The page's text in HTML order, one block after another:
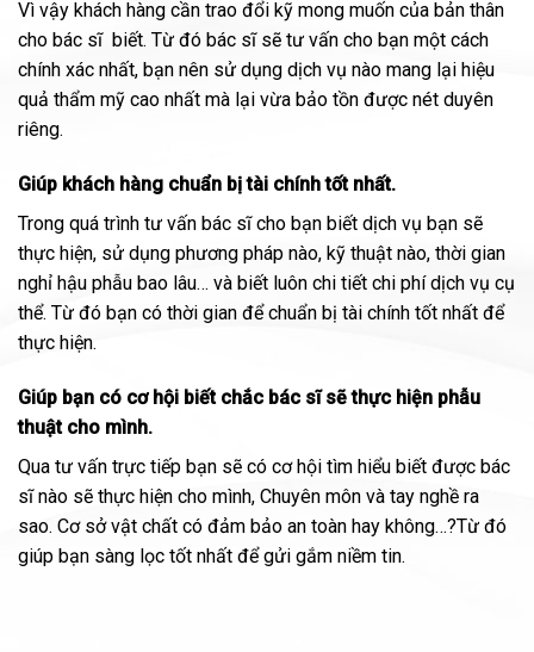
Vì vậy khách hàng cần trao đổi kỹ mong muốn của bản thân
cho bác sĩ biết. Từ đó bác sĩ sẽ tư vấn cho bạn một cách
chính xác nhất, bạn nên sử dụng dịch vụ nào mang lại hiệu
quả thẩm mỹ cao nhất mà lại vừa bảo tồn được nét duyên
riêng.
Giúp khách hàng chuẩn bị tài chính tốt nhất.
Trong quá trình tư vấn bác sĩ cho bạn biết dịch vụ bạn sẽ
thực hiện, sử dụng phương pháp nào, kỹ thuật nào, thời gian
nghỉ hậu phẫu bao lâu… và biết luôn chi tiết chi phí dịch vụ cụ
thể. Từ đó bạn có thời gian để chuẩn bị tài chính tốt nhất để
thực hiện.
Giúp bạn có cơ hội biết chắc bác sĩ sẽ thực hiện phẫu
thuật cho mình.
Qua tư vấn trực tiếp bạn sẽ có cơ hội tìm hiểu biết được bác
sĩ nào sẽ thực hiện cho mình, Chuyên môn và tay nghề ra
sao. Cơ sở vật chất có đảm bảo an toàn hay không…?Từ đó
giúp bạn sàng lọc tốt nhất để gửi gắm niềm tin.